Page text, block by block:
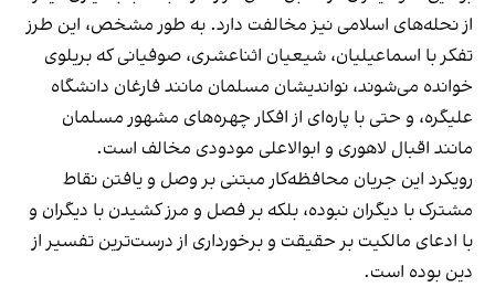
از نحله‌های اسلامی نیز مخالفت دارد. به طور مشخص، این طرز
تفکر با اسماعیلیان، شیعیان اثناعشری، صوفیانی که بریلوی
خوانده می‌شوند، نواندیشان مسلمان مانند فارغان دانشگاه
علیگره، و حتی با پاره‌ای از افکار چهره‌های مشهور مسلمان
مانند اقبال لاهوری و ابوالاعلی مودودی مخالف است.
رویکرد این جریان محافظه‌کار مبتنی بر وصل و یافتن نقاط
مشترک با دیگران نبوده، بلکه بر فصل و مرز کشیدن با دیگران و
با ادعای مالکیت بر حقیقت و برخورداری از درست‌ترین تفسیر از
دین بوده است.